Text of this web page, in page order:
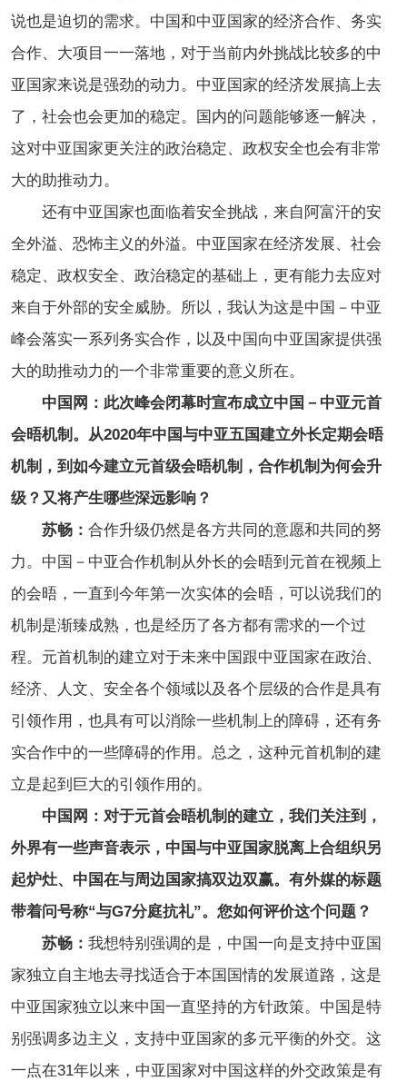
说也是迫切的需求。中国和中亚国家的经济合作、务实
合作、大项目一一落地，对于当前内外挑战比较多的中
亚国家来说是强劲的动力。中亚国家的经济发展搞上去
了，社会也会更加的稳定。国内的问题能够逐一解决，
这对中亚国家更关注的政治稳定、政权安全也会有非常
大的助推动力。
还有中亚国家也面临着安全挑战，来自阿富汗的安
全外溢、恐怖主义的外溢。中亚国家在经济发展、社会
稳定、政权安全、政治稳定的基础上，更有能力去应对
来自于外部的安全威胁。所以，我认为这是中国 － 中亚
峰会落实一系列务实合作，以及中国向中亚国家提供强
大的助推动力的一个非常重要的意义所在。
中国网：此次峰会闭幕时宣布成立中国－中亚元首
会晤机制。从2020年中国与中亚五国建立外长定期会晤
机制，到如今建立元首级会晤机制，合作机制为何会升
级？又将产生哪些深远影响？
苏畅： 合作升级仍然是各方共同的意愿和共同的努
力。中国－中亚合作机制从外长的会晤到元首在视频上
的会晤，一直到今年第一次实体的会晤，可以说我们的
机制是渐臻成熟，也是经历了各方都有需求的一个过
程。元首机制的建立对于未来中国跟中亚国家在政治、
经济、人文、安全各个领域以及各个层级的合作是具有
引领作用，也具有可以消除一些机制上的障碍，还有务
实合作中的一些障碍的作用。总之，这种元首机制的建
立是起到巨大的引领作用的。
中国网：对于元首会晤机制的建立，我们关注到，
外界有一些声音表示，中国与中亚国家脱离上合组织另
起炉灶、中国在与周边国家搞双边双赢。有外媒的标题
带着问号称“与G7分庭抗礼”。您如何评价这个问题？
苏畅： 我想特别强调的是，中国一向是支持中亚国
家独立自主地去寻找适合于本国国情的发展道路，这是
中亚国家独立以来中国一直坚持的方针政策。中国是特
别强调多边主义，支持中亚国家的多元平衡的外交。这
一点在31年以来，中亚国家对中国这样的外交政策是有